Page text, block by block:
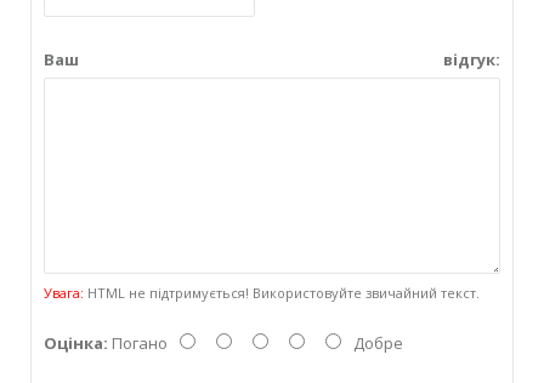
Ваш відгук:
Увага: HTML не підтримується! Використовуйте звичайний текст.
Оцінка: Погано Добре